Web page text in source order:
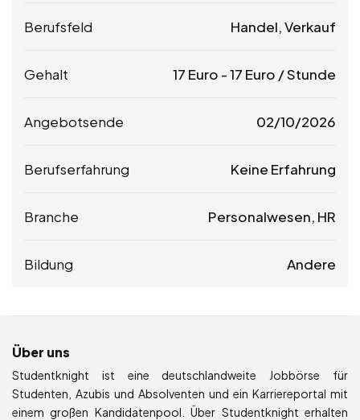
Berufsfeld Handel, Verkauf
Gehalt 17 Euro -17 Euro / Stunde
Angebotsende 02/10/2026
Berufserfahrung Keine Erfahrung
Branche Personalwesen, HR
Bildung Andere
Über uns
Studentknight ist eine deutschlandweite Jobbörse für
Studenten, Azubis und Absolventen und ein Karriereportal mit
einem großen Kandidatenpool. Über Studentknight erhalten